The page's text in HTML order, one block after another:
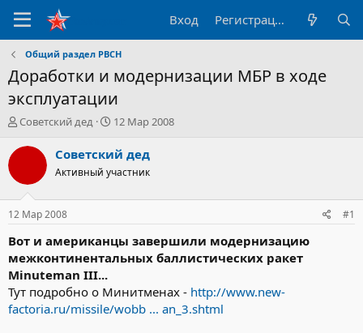
Вход Регистрация
Общий раздел РВСН
Доработки и модернизации МБР в ходе
эксплуатации
А
т
р
е
м
ы
Советский дед
Д
т
н
л
а
12 Мар 2008
Советский дед
Активный участник
12 Мар 2008 #1
Вот и американцы завершили модернизацию
межконтинентальных баллистических ракет
Minuteman III...
Тут подробно о Минитменах - http://www.new-
factoria.ru/missile/wobb ... an_3.shtml